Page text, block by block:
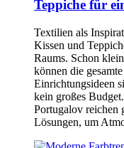
Teppiche für
Textilien als
Kissen und
Raums. Schon
können die
Einrichtungsideen
kein großes
Portugalov reichen
Lösungen, um